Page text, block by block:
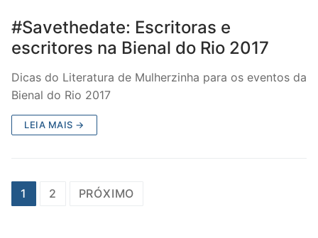
#Savethedate: Escritoras e
escritores na Bienal do Rio 2017
Dicas do Literatura de Mulherzinha para os eventos da
Bienal do Rio 2017
LEIA MAIS →
Paginação
1 2 PRÓXIMO